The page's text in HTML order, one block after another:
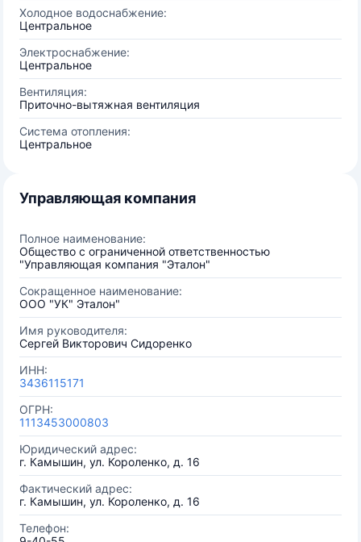
Холодное водоснабжение:
Центральное
Электроснабжение:
Центральное
Вентиляция:
Приточно-вытяжная вентиляция
Система отопления:
Центральное
Управляющая компания
Полное наименование:
Общество с ограниченной ответственностью
"Управляющая компания "Эталон"
Сокращенное наименование:
ООО "УК" Эталон"
Имя руководителя:
Сергей Викторович Сидоренко
ИНН:
3436115171
ОГРН:
1113453000803
Юридический адрес:
г. Камышин, ул. Короленко, д. 16
Фактический адрес:
г. Камышин, ул. Короленко, д. 16
Телефон: